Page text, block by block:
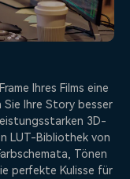
Ihres Films eine
Ihre Story besser
3D-
LUT-Bibliothek von
Tönen
perfekte Kulisse für